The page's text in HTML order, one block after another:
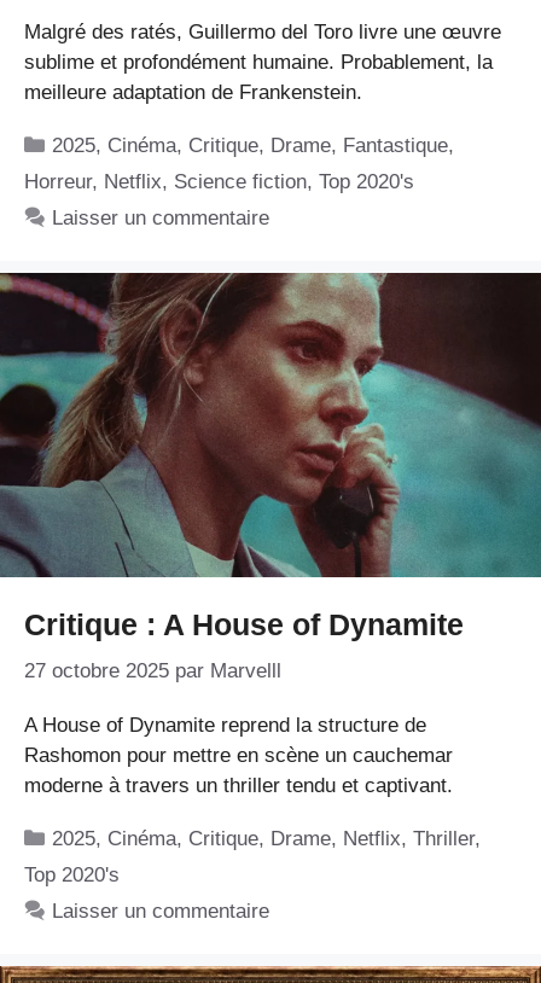
Malgré des ratés, Guillermo del Toro livre une œuvre
sublime et profondément humaine. Probablement, la
meilleure adaptation de Frankenstein.
Catégories
2025, Cinéma, Critique, Drame, Fantastique,
Horreur, Netflix, Science fiction, Top 2020's
Laisser un commentaire
Critique : A House of Dynamite
27 octobre 2025 par Marvelll
A House of Dynamite reprend la structure de
Rashomon pour mettre en scène un cauchemar
moderne à travers un thriller tendu et captivant.
Catégories
2025, Cinéma, Critique, Drame, Netflix,Thriller,
Top 2020's
Laisser un commentaire